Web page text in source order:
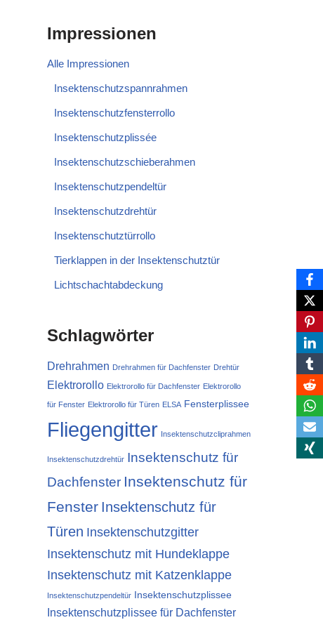
Impressionen
Alle Impressionen
Insektenschutzspannrahmen
Insektenschutzfensterrollo
Insektenschutzplissée
Insektenschutzschieberahmen
Insektenschutzpendeltür
Insektenschutzdrehtür
Insektenschutztürrollo
Tierklappen in der Insektenschutztür
Lichtschachtabdeckung
Schlagwörter
Drehrahmen Drehrahmen für Dachfenster Drehtür
Elektrorollo Elektrorollo für Dachfenster Elektrorollo
für Fenster Elektrorollo für Türen ELSA Fensterplissee
Fliegengitter Insektenschutzcliprahmen
Insektenschutzdrehtür Insektenschutz für
Dachfenster Insektenschutz für
Fenster Insektenschutz für
Türen Insektenschutzgitter
Insektenschutz mit Hundeklappe
Insektenschutz mit Katzenklappe
Insektenschutzpendeltür Insektenschutzplissee
Insektenschutzplissee für Dachfenster